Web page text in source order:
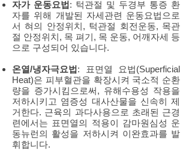
자가 운동요법: 턱관절 및 두경부 통증 환
자를 위해 개발된 자세관련 운동요법으로
서 혀의 안정위치, 턱관절 회전운동, 목관
절 안정위치, 목 펴기, 목 운동, 어깨자세 등
으로 구성되어 있습니다.
온열/냉자극요법: 표면열 요법(Superficial
Heat)은 피부혈관을 확장시켜 국소적 순환
량을 증가시킴으로써, 유해수용성 작용을
저하시키고 염증성 대사산물을 신속히 제
거한다. 근육의 과다사용으로 초래된 근경
련에서는 표면열의 적용이 감마원심성 운
동뉴런의 활성을 저하시켜 이완효과를 발
휘합니다.